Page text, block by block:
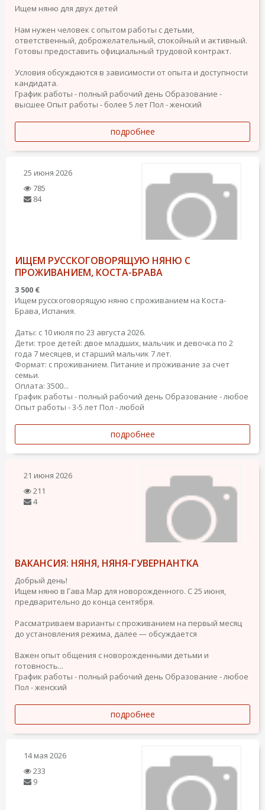
Ищем няню для двух детей
Нам нужен человек с опытом работы с детьми,
ответственный, доброжелательный, спокойный и активный.
Готовы предоставить официальный трудовой контракт.
Условия обсуждаются в зависимости от опыта и доступности
кандидата.
График работы - полный рабочий день Образование -
высшее Опыт работы - более 5 лет Пол - женский
подробнее
25 июня 2026
785
84
ИЩЕМ РУССКОГОВОРЯЩУЮ НЯНЮ С
ПРОЖИВАНИЕМ, КОСТА-БРАВА
3 500 €
Ищем русскоговорящую няню с проживанием на Коста-
Брава, Испания.
Даты: с 10 июля по 23 августа 2026.
Дети: трое детей: двое младших, мальчик и девочка по 2
года 7 месяцев, и старший мальчик 7 лет.
Формат: с проживанием. Питание и проживание за счет
семьи.
Оплата: 3500...
График работы - полный рабочий день Образование - любое
Опыт работы - 3-5 лет Пол - любой
подробнее
21 июня 2026
211
4
ВАКАНСИЯ: НЯНЯ, НЯНЯ-ГУВЕРНАНТКА
Добрый день!
Ищем няню в Гава Мар для новорожденного. С 25 июня,
предварительно до конца сентября.
Рассматриваем варианты с проживанием на первый месяц
до установления режима, далее — обсуждается
Важен опыт общения с новорожденными детьми и
готовность...
График работы - полный рабочий день Образование - любое
Пол - женский
подробнее
14 мая 2026
233
9